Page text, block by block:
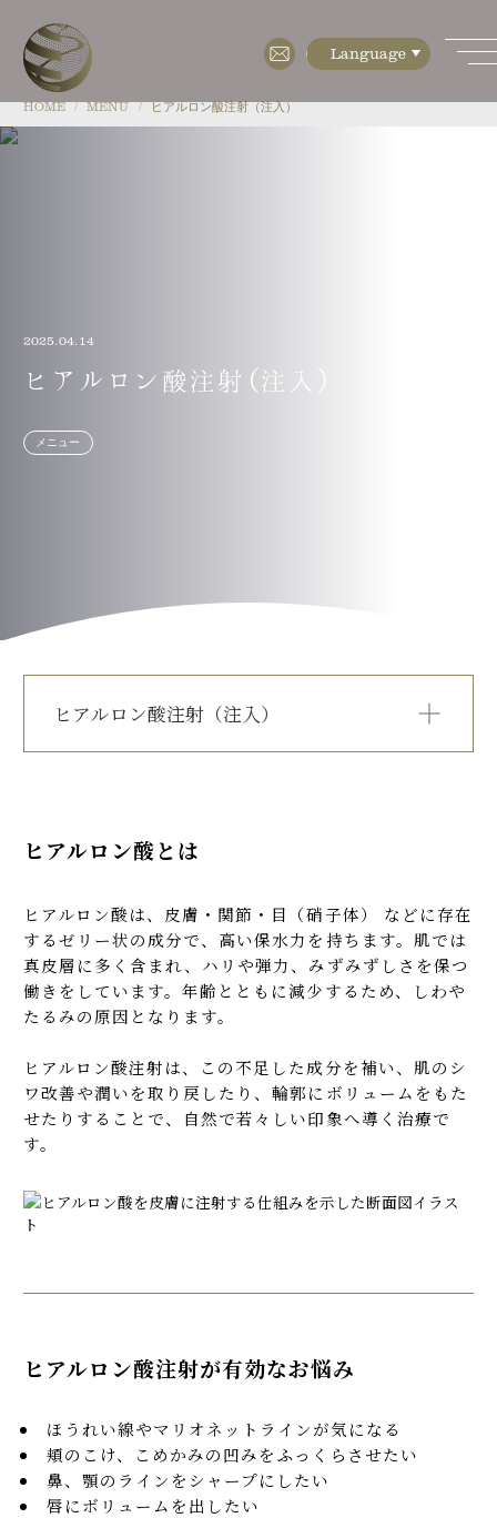
・培養設備(CPC)
TEAMS
INFORMATION
HOME MENU ヒアルロン酸注射（注入）
2025.04.14
ヒアルロン酸注射（注入）
メニュー
ヒアルロン酸注射（注入）
ヒアルロン酸注射が人気な理由
ヒアルロン酸の種類について
施術時間・ダウンタイム
施術の流れ
料金
ヒアルロン酸注射前の注意点
ヒアルロン酸注射を受けるにあたっての注意事項
ヒアルロン酸とは
ヒアルロン酸は、皮膚・関節・目（硝子体） などに存在
するゼリー状の成分で、高い保水力を持ちます。肌では
真皮層に多く含まれ、ハリや弾力、みずみずしさを保つ
働きをしています。年齢とともに減少するため、しわや
たるみの原因となります。
ヒアルロン酸注射は、この不足した成分を補い、肌のシ
ワ改善や潤いを取り戻したり、輪郭にボリュームをもた
せたりすることで、自然で若々しい印象へ導く治療で
す。
ヒアルロン酸注射が有効なお悩み
ほうれい線やマリオネットラインが気になる
頬のこけ、こめかみの凹みをふっくらさせたい
鼻、顎のラインをシャープにしたい
唇にボリュームを出したい